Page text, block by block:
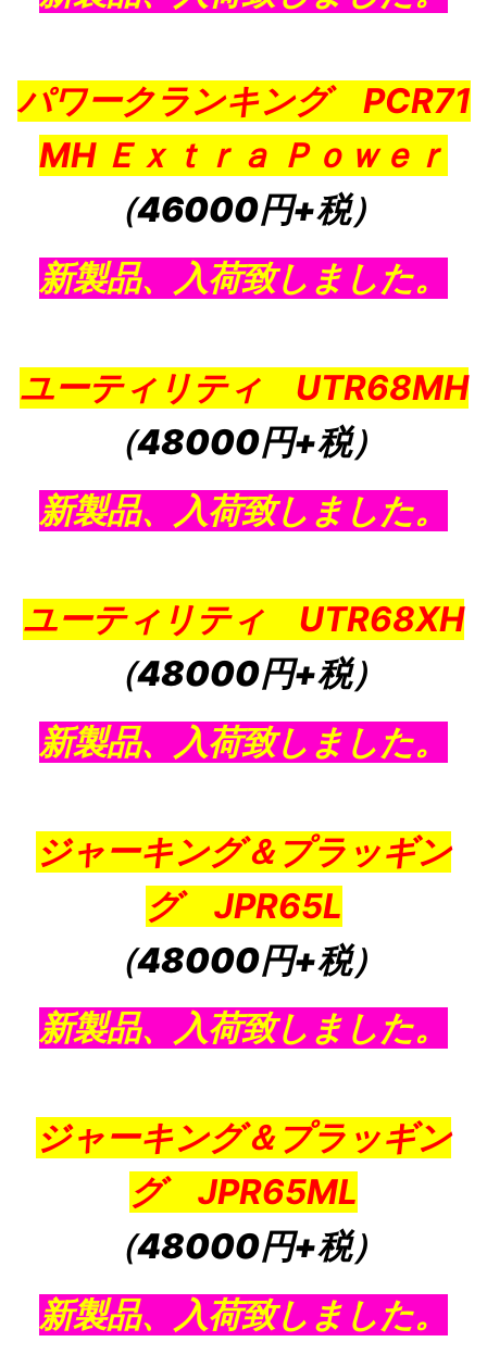
パワークランキング PCR71
MH Ｅｘｔｒａ Ｐｏｗｅｒ
（46000円+税）
新製品、入荷致しました。
ユーティリティ UTR68MH
（48000円+税）
新製品、入荷致しました。
ユーティリティ UTR68XH
（48000円+税）
新製品、入荷致しました。
ジャーキング＆プラッギン
グ JPR65L
（48000円+税）
新製品、入荷致しました。
ジャーキング＆プラッギン
グ JPR65ML
（48000円+税）
新製品、入荷致しました。